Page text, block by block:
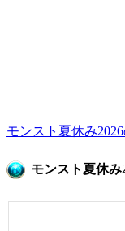
モンスト夏休み
モンスト夏休み